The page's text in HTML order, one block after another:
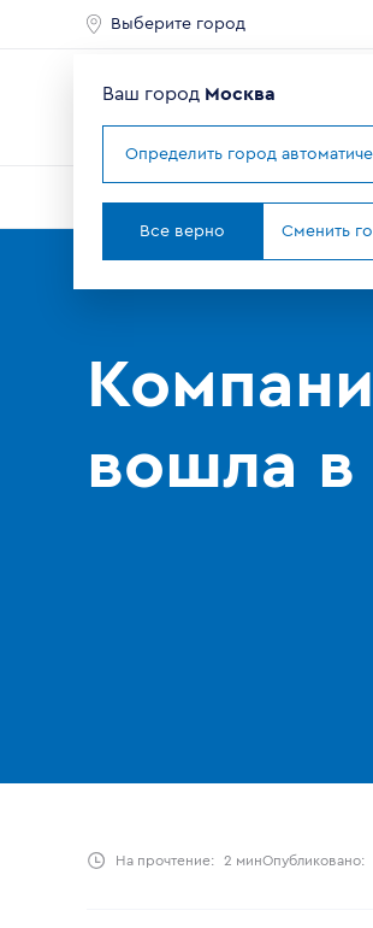
Выберите город
Ведущий
вошла
На прочтение: 2 минОпубликовано:
Ваш город Москва
Определить город
Все верно Сменить